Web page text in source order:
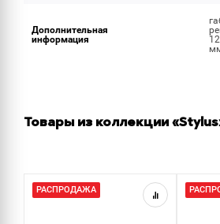
Дополнительная
информация
Товары из коллекции
РАСПРОДАЖА